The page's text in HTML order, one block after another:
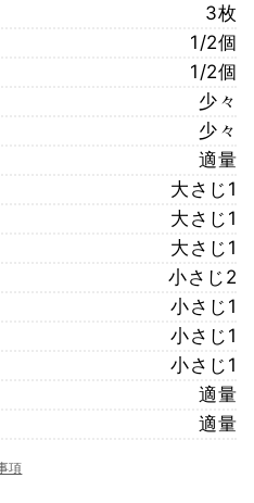
3枚
1/2個
1/2個
少々
少々
適量
大さじ1
大さじ1
大さじ1
小さじ2
小さじ1
小さじ1
小さじ1
適量
適量
項